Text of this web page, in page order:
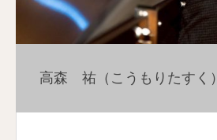
高森 祐（こうもりたすく）